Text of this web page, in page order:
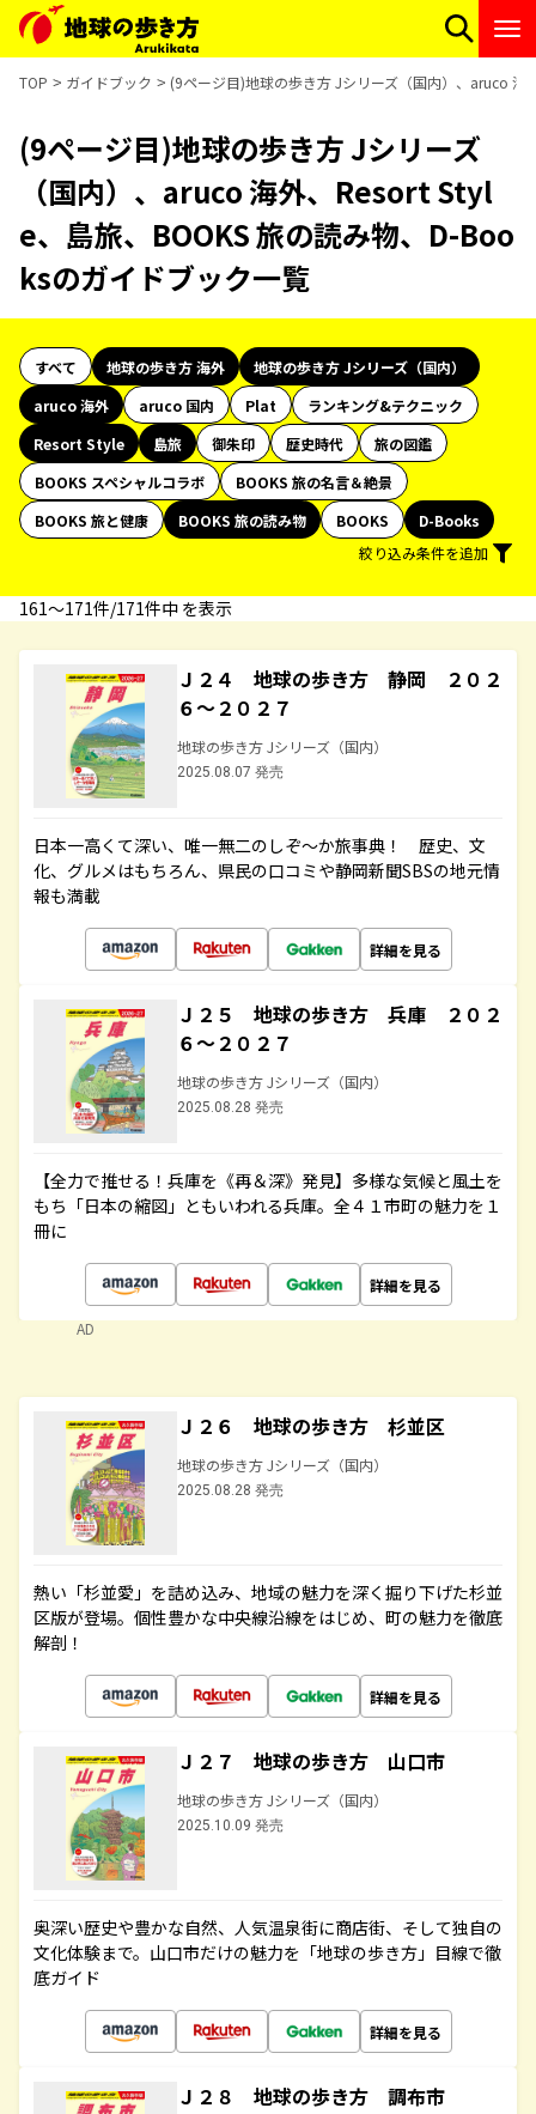
TOP ガイドブック (9ページ目)地球の歩き方 Jシリーズ（国内）、aruco
(9ページ目)地球の歩き方 Jシリーズ
（国内）、aruco 海外、Resort Styl
e、島旅、BOOKS 旅の読み物、D-Boo
ksのガイドブック一覧
すべて 地球の歩き方 海外
地球の歩き方 Jシリーズ（国内）
aruco 海外
aruco 国内 Plat
ランキング&テクニック
Resort Style
島旅 御朱印 歴史時代
旅の図鑑
BOOKS スペシャルコラボ
BOOKS 旅の名言＆絶景
BOOKS 旅と健康
BOOKS 旅の読み物 BOOKS
D-Books
絞り込み条件を追加
161〜171件/171件中 を表示
Ｊ２４ 地球の歩き方 静岡 ２０２
６～２０２７
地球の歩き方 Jシリーズ（国内）
2025.08.07 発売
日本一高くて深い、唯一無二のしぞ～か旅事典！ 歴史、文
化、グルメはもちろん、県民の口コミや静岡新聞SBSの地元情
報も満載
詳細を見る
Ｊ２５ 地球の歩き方 兵庫 ２０２
６～２０２７
地球の歩き方 Jシリーズ（国内）
2025.08.28 発売
【全力で推せる！兵庫を《再＆深》発見】多様な気候と風土を
もち「日本の縮図」ともいわれる兵庫。全４１市町の魅力を１
冊に
詳細を見る
AD
Ｊ２６ 地球の歩き方 杉並区
地球の歩き方 Jシリーズ（国内）
2025.08.28 発売
熱い「杉並愛」を詰め込み、地域の魅力を深く掘り下げた杉並
区版が登場。個性豊かな中央線沿線をはじめ、町の魅力を徹底
解剖！
詳細を見る
Ｊ２７ 地球の歩き方 山口市
地球の歩き方 Jシリーズ（国内）
2025.10.09 発売
奥深い歴史や豊かな自然、人気温泉街に商店街、そして独自の
文化体験まで。山口市だけの魅力を「地球の歩き方」目線で徹
底ガイド
詳細を見る
Ｊ２８ 地球の歩き方 調布市